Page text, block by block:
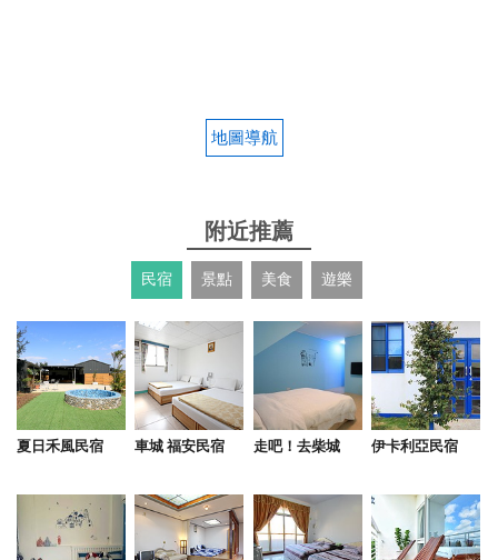
地圖導航
附近推薦
民宿 景點 美食 遊樂
夏日禾風民宿 車城 福安民宿 走吧！去柴城 伊卡利亞民宿